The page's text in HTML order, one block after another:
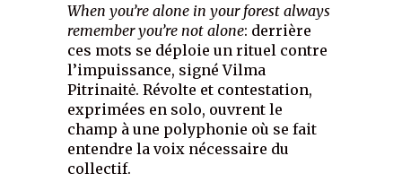
When you’re alone in your for­est always
remem­ber you’re not alone: derrière
ces mots se déploie un rituel contre
l’impuissance, signé Vilma
Pitrinaitė. Révolte et contestation,
exprimées en solo, ouvrent le
champ à une polyphonie où se fait
entendre la voix nécessaire du
collectif.